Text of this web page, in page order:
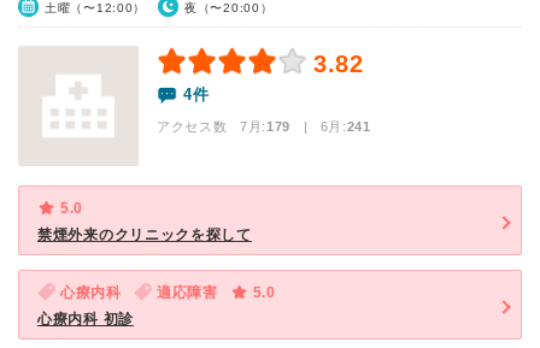
土曜（〜12:00） 夜（〜20:00）
3.82
4件
アクセス数 7月:179 | 6月:241
5.0
禁煙外来のクリニックを探して
心療内科 適応障害
5.0
心療内科 初診